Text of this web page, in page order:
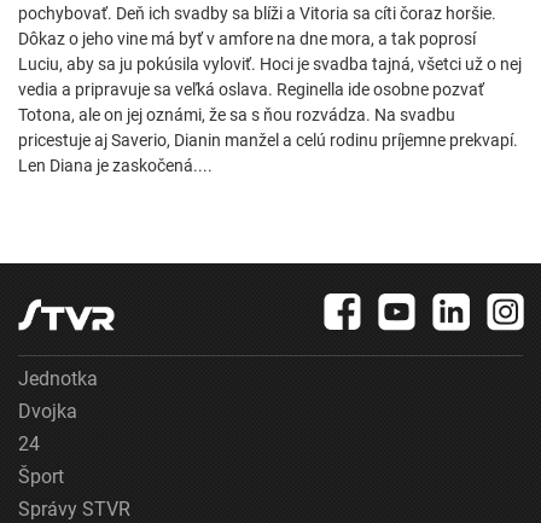
pochybovať. Deň ich svadby sa blíži a Vitoria sa cíti čoraz horšie.
Dôkaz o jeho vine má byť v amfore na dne mora, a tak poprosí
Luciu, aby sa ju pokúsila vyloviť. Hoci je svadba tajná, všetci už o nej
vedia a pripravuje sa veľká oslava. Reginella ide osobne pozvať
Totona, ale on jej oznámi, že sa s ňou rozvádza. Na svadbu
pricestuje aj Saverio, Dianin manžel a celú rodinu príjemne prekvapí.
Len Diana je zaskočená....
Jednotka
Dvojka
24
Šport
Správy STVR